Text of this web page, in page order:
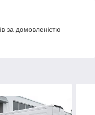
за домовленістю